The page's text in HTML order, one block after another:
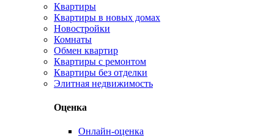
Квартиры
Квартиры в новых домах
Новостройки
Комнаты
Обмен квартир
Квартиры с ремонтом
Квартиры без отделки
Элитная недвижимость
Оценка
Онлайн-оценка